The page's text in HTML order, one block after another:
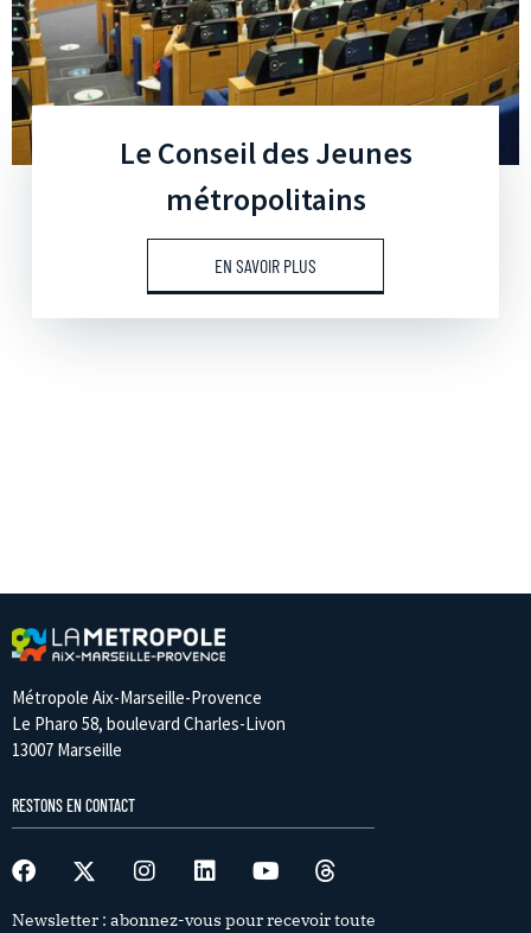
Le Conseil des Jeunes
métropolitains
EN SAVOIR PLUS
Métropole Aix-Marseille-Provence
Le Pharo 58, boulevard Charles-Livon
13007 Marseille
RESTONS EN CONTACT
Newsletter : abonnez-vous pour recevoir toute